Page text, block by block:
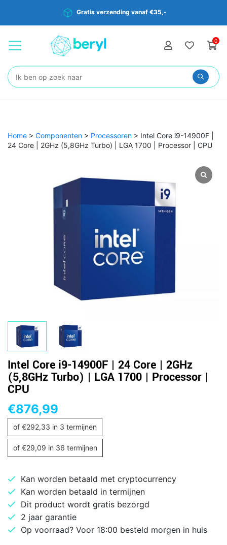
Gratis verzending vanaf €35,-
0
Zoeken:
Home > Componenten > Processoren > Intel Core i9-14900F |
24 Core | 2GHz (5,8GHz Turbo) | LGA 1700 | Processor | CPU
Intel Core i9-14900F | 24 Core | 2GHz
(5,8GHz Turbo) | LGA 1700 | Processor |
CPU
€876,99
of €292,33 in 3 termijnen
of €29,09 in 36 termijnen
Kan worden betaald met cryptocurrency
Kan worden betaald in termijnen
Dit product wordt gratis bezorgd
2 jaar garantie
Op voorraad? Voor 18:00 besteld morgen in huis